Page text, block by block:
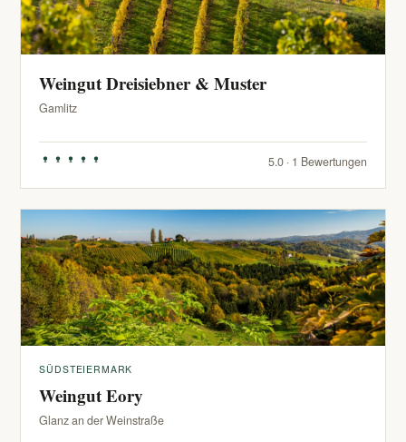
Weingut Dreisiebner & Muster
Gamlitz
5.0 · 1 Bewertungen
SÜDSTEIERMARK
Weingut Eory
Glanz an der Weinstraße